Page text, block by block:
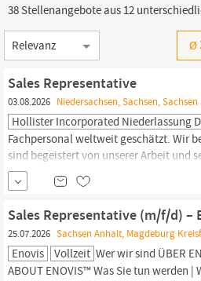
38 Stellenangebote aus 12
Sortierung
Ø
Sales Representative
03.08.2026 Niedersachsen, Sachsen, Sachsen
Hollister Incorporated Niederlassung
Fach­personal weltweit geschätzt. Wir
sind begeistert von unserer Arbeit und
Leben unserer Mitarbeiter und der
und Dienst­leistungen nutzen, lohnender
Representative (m/w/
Sachsen-AnhaltWir suchen ab sofort...
Sales Representative (m/f/d) –
25.07.2026 Sachsen Anhalt, Magdeburg
Enovis Vollzeit Wer wir sind ÜBER
ABOUT ENOVIS™ Was Sie tun werden |